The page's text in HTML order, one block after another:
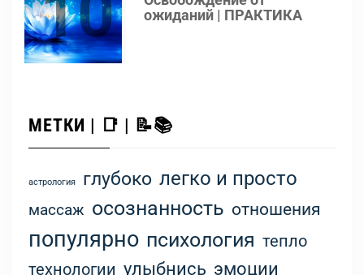
ожиданий | ПРАКТИКА
МЕТКИ | 📑 | 📝📚
астрология глубоко легко и просто
массаж осознанность отношения
популярно психология тепло
технологии улыбнись эмоции